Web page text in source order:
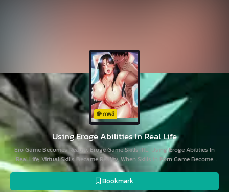
ภาพสี
Using Eroge Abilities In Real Life
Ero Game Becomes Reality, Eroge Game Skills IRL, Using Eroge Abilities In
Real Life, Virtual Skills Became Reality, When Skills in Porn Game Become
Real, エロゲースキルで現実でもエロ無双する, 穿入VR成為性域獵人, 야겜 능
력이 현실로
Bookmark